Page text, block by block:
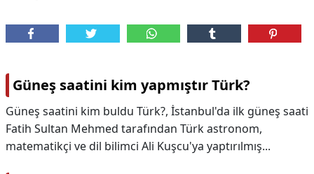
Güneş saatini kim yapmıştır Türk?
Güneş saatini kim buldu Türk?, İstanbul'da ilk güneş saati
Fatih Sultan Mehmed tarafından Türk astronom,
matematikçi ve dil bilimci Ali Kuşcu'ya yaptırılmış...